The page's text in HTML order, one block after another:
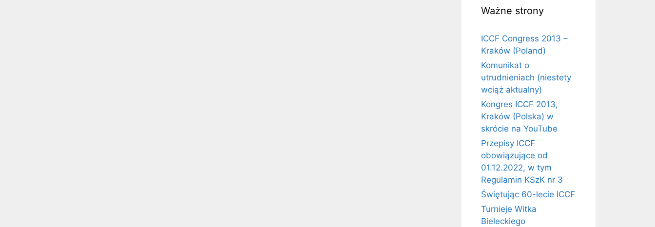
Ważne strony
ICCF Congress 2013 –
Kraków (Poland)
Komunikat o
utrudnieniach (niestety
wciąż aktualny)
Kongres ICCF 2013,
Kraków (Polska) w
skrócie na YouTube
Przepisy ICCF
obowiązujące od
01.12.2022, w tym
Regulamin KSzK nr 3
Świętując 60-lecie ICCF
Turnieje Witka
Bieleckiego